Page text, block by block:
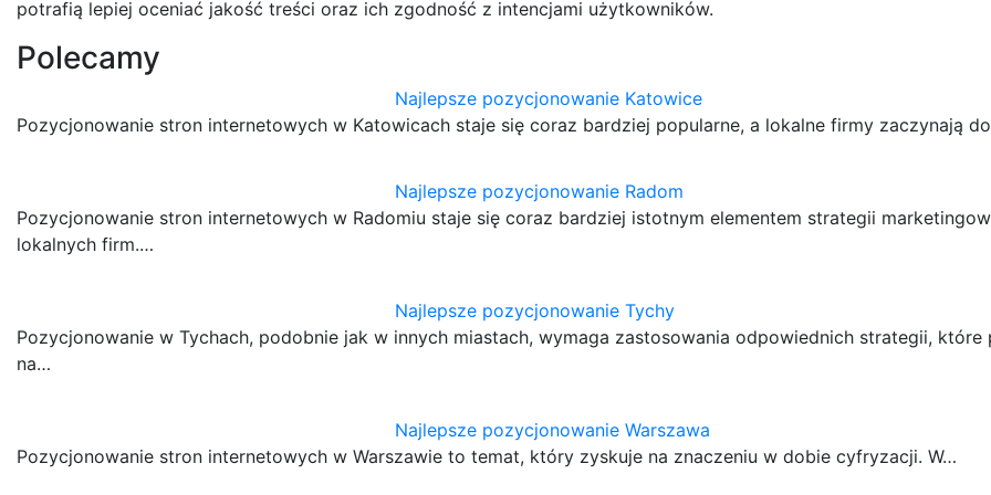
potrafią lepiej oceniać jakość treści oraz ich zgodność z intencjami użytkowników.
Polecamy
Najlepsze pozycjonowanie Katowice
Pozycjonowanie stron internetowych w Katowicach staje się coraz bardziej popularne, a lokalne firmy zaczynają
Najlepsze pozycjonowanie Radom
Pozycjonowanie stron internetowych w Radomiu staje się coraz bardziej istotnym elementem strategii
lokalnych firm.…
Najlepsze pozycjonowanie Tychy
Pozycjonowanie w Tychach, podobnie jak w innych miastach, wymaga zastosowania odpowiednich strategii, które
na…
Najlepsze pozycjonowanie Warszawa
Pozycjonowanie stron internetowych w Warszawie to temat, który zyskuje na znaczeniu w dobie cyfryzacji. W…